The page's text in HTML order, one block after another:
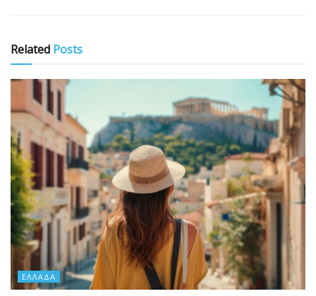
Related Posts
ΕΛΛΆΔΑ